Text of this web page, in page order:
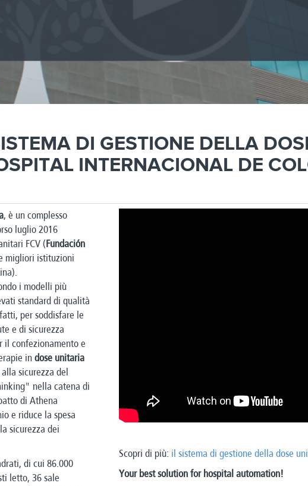
DI GESTIONE DELLA
INTERNACIONAL DE
, è un complesso
luglio 2016
FCV (Fundación
migliori istituzioni
i modelli più
standard di qualità
per soddisfare le
e di sicurezza
il confezionamento e
in dose unitaria
sicurezza del
nella catena di
di Athena
e riduce la spesa
sicurezza dei
di cui 86.000
letto, 36 sale
Scopri di più: il sistema di gestione della dose
Your best solution for hospital automation!